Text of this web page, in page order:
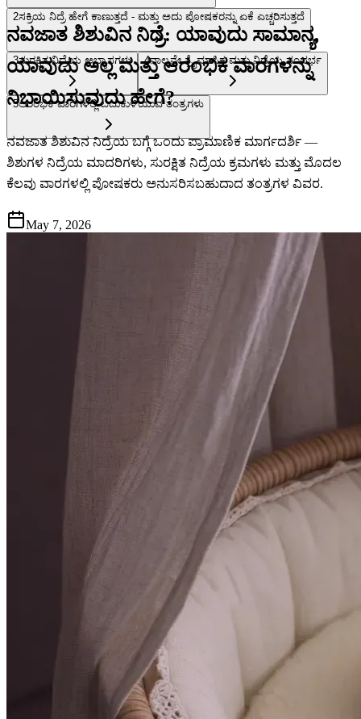
2ಸಕ್ರಿಯ ನಿದ್ರೆ ಹೇಗೆ ಕಾಣುತ್ತದೆ - ಮತ್ತು ಅದು ಪೋಷಕರನ್ನು ಏಕೆ ಎಚ್ಚರಿಸುತ್ತದೆ
3ಸುರಕ್ಷಿತ ನಿದ್ರೆಯ ಅಭ್ಯಾಸಗಳು 4ನಾಲ್ಕನೇ ತ್ರೈಮಾಸಿಕ ಮತ್ತು ನಿದ್ರೆಯ ಸಂದರ್ಭ
5ಆರಂಭಿಕ ವಾರಗಳಲ್ಲಿ ಬದುಕುಳಿಯುವ ತಂತ್ರಗಳು
ನವಜಾತ ಶಿಶುವಿನ ನಿದ್ರೆ: ಯಾವುದು ಸಾಮಾನ್ಯ,
ಯಾವುದು ಅಲ್ಲ ಮತ್ತು ಆರಂಭಿಕ ವಾರಗಳನ್ನು
ನಿಭಾಯಿಸುವುದು ಹೇಗೆ?
ನವಜಾತ ಶಿಶುವಿನ ನಿದ್ರೆಯ ಬಗ್ಗೆ ಒಂದು ಪ್ರಾಮಾಣಿಕ ಮಾರ್ಗದರ್ಶಿ —
ಶಿಶುಗಳ ನಿದ್ರೆಯ ಮಾದರಿಗಳು, ಸುರಕ್ಷಿತ ನಿದ್ರೆಯ ಕ್ರಮಗಳು ಮತ್ತು ಮೊದಲ
ಕೆಲವು ವಾರಗಳಲ್ಲಿ ಪೋಷಕರು ಅನುಸರಿಸಬಹುದಾದ ತಂತ್ರಗಳ ವಿವರ.
May 7, 2026